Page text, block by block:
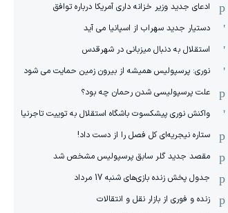
ادعای جدید وزیر خزانه داری آمریکا درباره توافق
دستیار جدید سهراب از اسپانیا می آید
استقلال به دنبال میزبانی در شهرقدس
نوری: پرسپولیس همیشه از بیرون زمین حمایت می شود
علت پرسپولیسی شدن رحمان چه بود؟
واکنش نوری پیشکسوت باشگاه استقلال به توییت تاجرنیا
ستاره نیجریه‌ای کل فصل را از دست داد!
مقصد جدید گلر سابق پرسپولیس مشخص شد
جدول پخش زنده بازی‌های شنبه 17 مرداد
زنده و فوری از بازار نقل و انتقالات